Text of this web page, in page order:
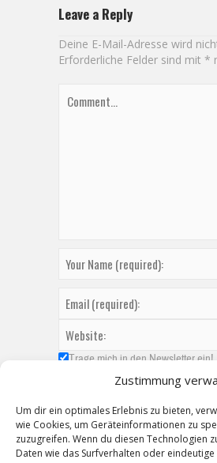
Zustimmung
Um dir ein optimales Erlebnis zu bieten,
wie Cookies, um Geräteinformationen zu
zuzugreifen. Wenn du diesen Technologien
Daten wie das Surfverhalten oder
Leave a Reply
Deine E-Mail-Adresse wird
Erforderliche Felder sind mit *
Trage mich in den Newsletter ein!